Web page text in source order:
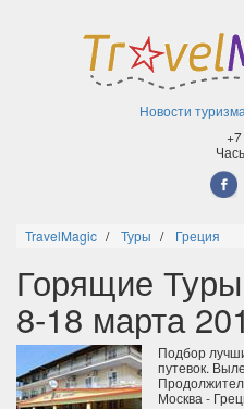
Новости туризма
TravelMagic Туры Греция
Горящие
8-18 марта
Подбор
путевок.
Москва -